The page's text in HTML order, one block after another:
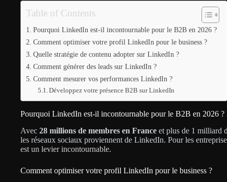
Table of Contents
Pourquoi LinkedIn est-il incontournable pour le B2B en 2026 ?
Comment optimiser votre profil LinkedIn pour le business ?
Quelle stratégie de contenu adopter sur LinkedIn ?
Comment générer des leads sur LinkedIn ?
Comment mesurer vos performances LinkedIn ?
Développez votre présence B2B sur LinkedIn
Pourquoi LinkedIn est-il incontournable pour le B2B en 2026 ?
Avec 28 millions de membres en France et plus de 1 milliard
les réseaux sociaux proviennent de LinkedIn. Pour les
est un levier incontournable.
Comment optimiser votre profil LinkedIn pour le business ?